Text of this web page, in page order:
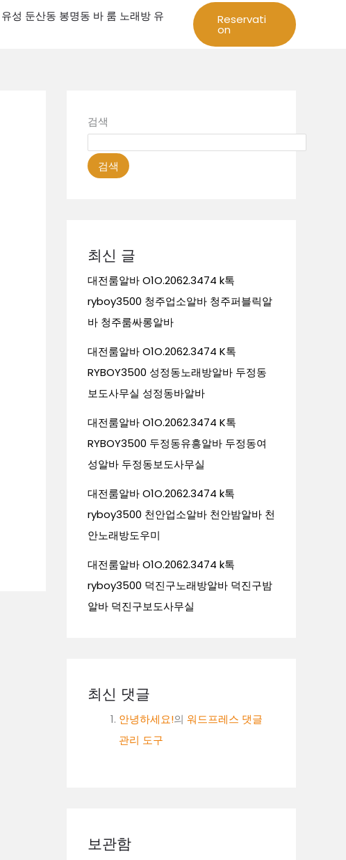
성 둔산동 봉명동 바 룸 노래방 유
Reservati
on
검색
검색
최신 글
대전룸알바 O1O.2062.3474 k톡
ryboy3500 청주업소알바 청주퍼블릭알
바 청주룸싸롱알바
대전룸알바 O1O.2062.3474 K톡
RYBOY3500 성정동노래방알바 두정동
보도사무실 성정동바알바
대전룸알바 O1O.2062.3474 K톡
RYBOY3500 두정동유흥알바 두정동여
성알바 두정동보도사무실
대전룸알바 O1O.2062.3474 k톡
ryboy3500 천안업소알바 천안밤알바 천
안노래방도우미
대전룸알바 O1O.2062.3474 k톡
ryboy3500 덕진구노래방알바 덕진구밤
알바 덕진구보도사무실
최신 댓글
안녕하세요!의 워드프레스 댓글
관리 도구
보관함